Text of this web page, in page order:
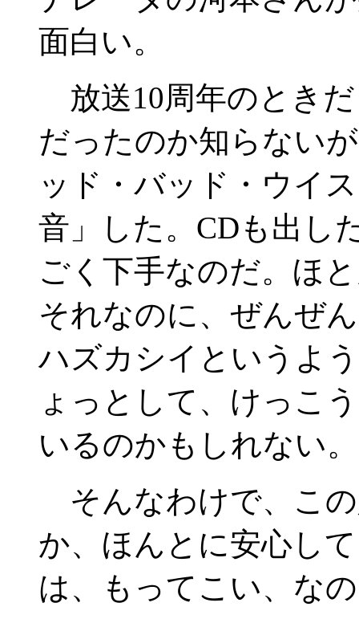
面白い。
放送10周年のとき
だったのか知らない
ッド・バッド・ウイ
音」した。CDも出し
ごく下手なのだ。ほ
それなのに、ぜんぜ
ハズカシイというよ
ょっとして、けっこ
いるのかもしれない。
そんなわけで、こ
か、ほんとに安心し
は、もってこい、な